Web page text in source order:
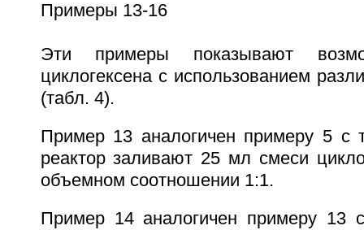
Примеры 13-16
Эти примеры показывают
циклогексена с использованием
(табл. 4).
Пример 13 аналогичен примеру 5 с
реактор заливают 25 мл смеси
объемном соотношении 1:1.
Пример 14 аналогичен примеру 13